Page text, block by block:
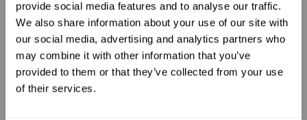
provide social media features and to analyse our traffic.
We also share information about your use of our site with
our social media, advertising and analytics partners who
may combine it with other information that you’ve
provided to them or that they’ve collected from your use
of their services.
UNLOCK 10% OFF
Sign up to receive 10% off your first
order.